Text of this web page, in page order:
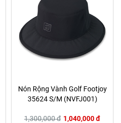
Nón Rộng Vành Golf Footjoy
35624 S/M (NVFJ001)
1,300,000 đ 1,040,000 đ